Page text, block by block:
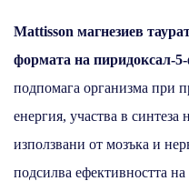
Mattisson магнезиев
формата на пиридоксал-
подпомага организма при
енергия, участва в
използвани от мозъка и
подсилва ефективността на